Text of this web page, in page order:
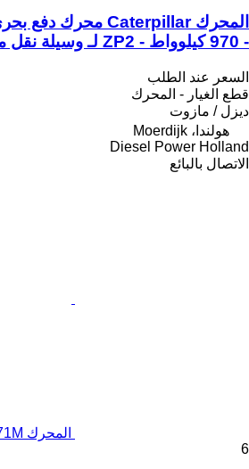
- 970 كيلوواط - ZP2 لـ وسيلة نقل مائية
السعر عند الطلب
قطع الغيار - المحرك
ديزل / مازوت
هولندا، Moerdijk
Diesel Power Holland
الاتصال بالبائع
المحرك Scania DI16 071M
6